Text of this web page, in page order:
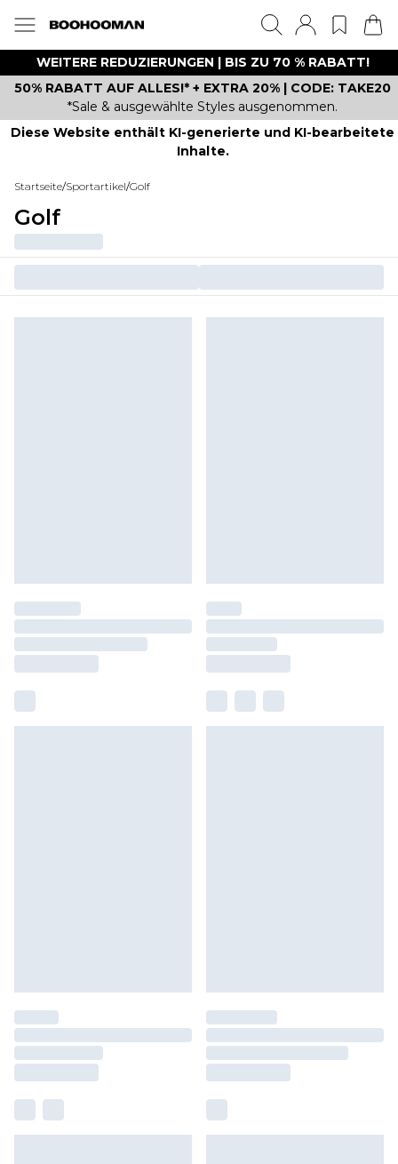
WEITERE REDUZIERUNGEN | BIS ZU 70 % RABATT!
50% RABATT AUF ALLES!* + EXTRA 20% | CODE: TAKE20
*Sale & ausgewählte Styles ausgenommen.
Diese Website enthält KI-generierte und KI-bearbeitete
Inhalte.
Startseite/Sportartikel/Golf
Golf